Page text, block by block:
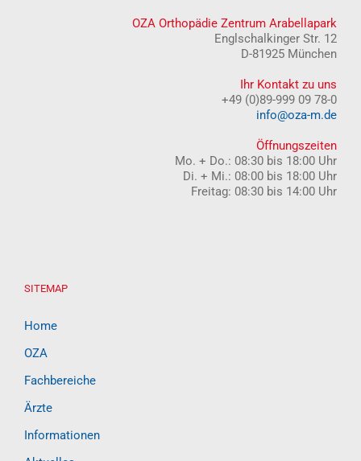
OZA Orthopädie Zentrum Arabellapark
Englschalkinger Str. 12
D-81925 München
Ihr Kontakt zu uns
+49 (0)89-999 09 78-0
info@oza-m.de
Öffnungszeiten
Mo. + Do.: 08:30 bis 18:00 Uhr
Di. + Mi.: 08:00 bis 18:00 Uhr
Freitag: 08:30 bis 14:00 Uhr
SITEMAP
Home
OZA
Fachbereiche
Ärzte
Informationen